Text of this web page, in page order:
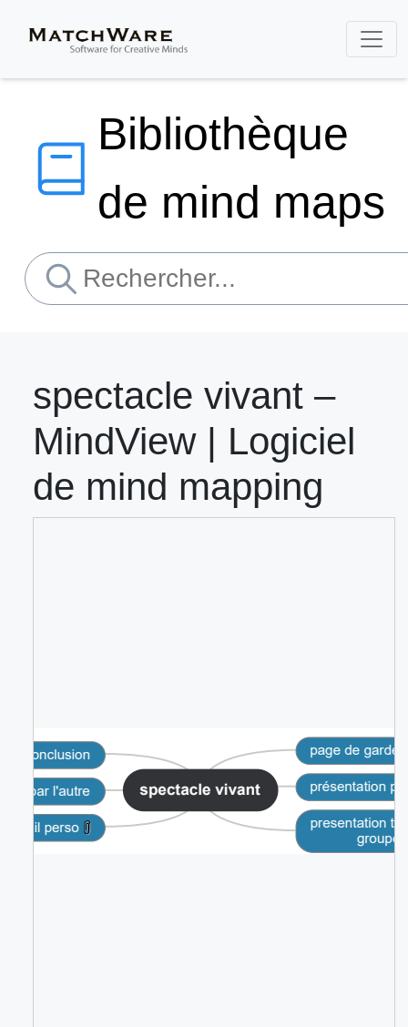
Bibliothèque
de mind maps
spectacle vivant –
MindView | Logiciel
de mind mapping